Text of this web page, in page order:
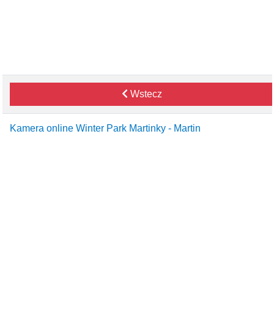
Wstecz
Kamera online Winter Park Martinky - Martin